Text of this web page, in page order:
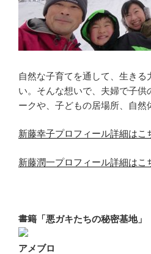
自然な子育てを通して、生きる
い。そんな想いで、夫婦で子供
ークや、子どもの居場所、自然
新藤幸子プロフィール詳細はこ
新藤潤一プロフィール詳細はこ
書籍「悪ガキたちの秘密基地」
アメブロ